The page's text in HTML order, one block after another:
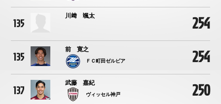
135
川﨑 颯太 254
135
前 寛之
ＦＣ町田ゼルビア 254
137
武藤 嘉紀
ヴィッセル神戸 250